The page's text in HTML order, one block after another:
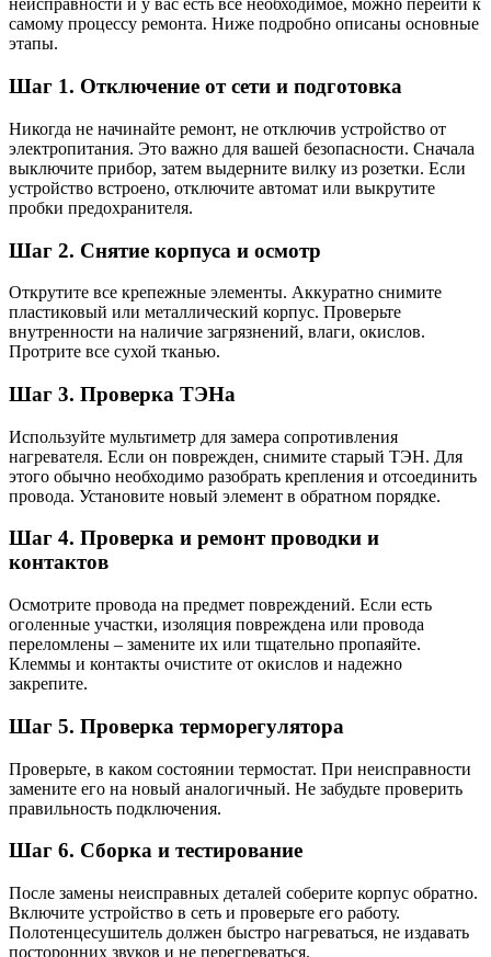
неисправности и у вас есть все необходимое, можно перейти к
самому процессу ремонта. Ниже подробно описаны основные
этапы.
Шаг 1. Отключение от сети и подготовка
Никогда не начинайте ремонт, не отключив устройство от
электропитания. Это важно для вашей безопасности. Сначала
выключите прибор, затем выдерните вилку из розетки. Если
устройство встроено, отключите автомат или выкрутите
пробки предохранителя.
Шаг 2. Снятие корпуса и осмотр
Открутите все крепежные элементы. Аккуратно снимите
пластиковый или металлический корпус. Проверьте
внутренности на наличие загрязнений, влаги, окислов.
Протрите все сухой тканью.
Шаг 3. Проверка ТЭНа
Используйте мультиметр для замера сопротивления
нагревателя. Если он поврежден, снимите старый ТЭН. Для
этого обычно необходимо разобрать крепления и отсоединить
провода. Установите новый элемент в обратном порядке.
Шаг 4. Проверка и ремонт проводки и
контактов
Осмотрите провода на предмет повреждений. Если есть
оголенные участки, изоляция повреждена или провода
переломлены – замените их или тщательно пропаяйте.
Клеммы и контакты очистите от окислов и надежно
закрепите.
Шаг 5. Проверка терморегулятора
Проверьте, в каком состоянии термостат. При неисправности
замените его на новый аналогичный. Не забудьте проверить
правильность подключения.
Шаг 6. Сборка и тестирование
После замены неисправных деталей соберите корпус обратно.
Включите устройство в сеть и проверьте его работу.
Полотенцесушитель должен быстро нагреваться, не издавать
посторонних звуков и не перегреваться.